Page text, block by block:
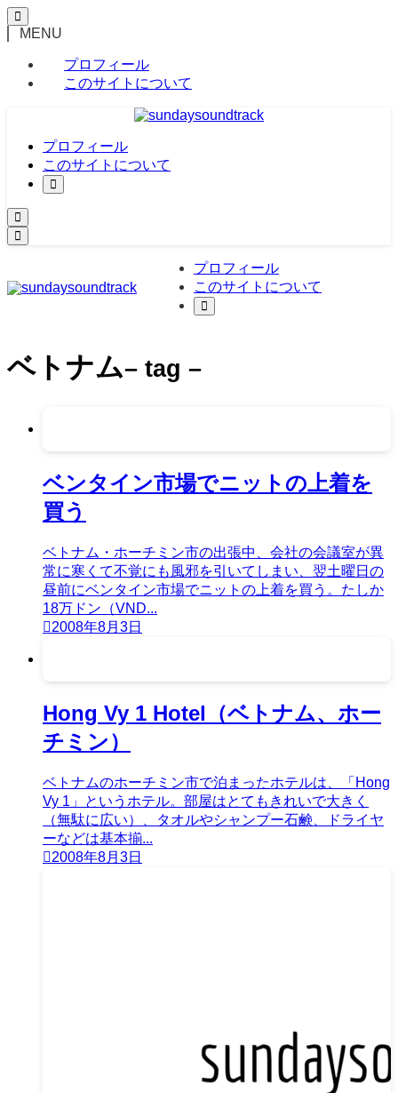
MENU
プロフィール
このサイトについて
プロフィール
このサイトについて
プロフィール
このサイトについて
ベトナム– tag –
ベンタイン市場でニットの上着を
買う
ベトナム・ホーチミン市の出張中、会社の会議室が異
常に寒くて不覚にも風邪を引いてしまい、翌土曜日の
昼前にベンタイン市場でニットの上着を買う。たしか
18万ドン（VND...
2008年8月3日
Hong Vy 1 Hotel（ベトナム、ホー
チミン）
ベトナムのホーチミン市で泊まったホテルは、「Hong
Vy 1」というホテル。部屋はとてもきれいで大きく
（無駄に広い）、タオルやシャンプー石鹸、ドライヤ
ーなどは基本揃...
2008年8月3日